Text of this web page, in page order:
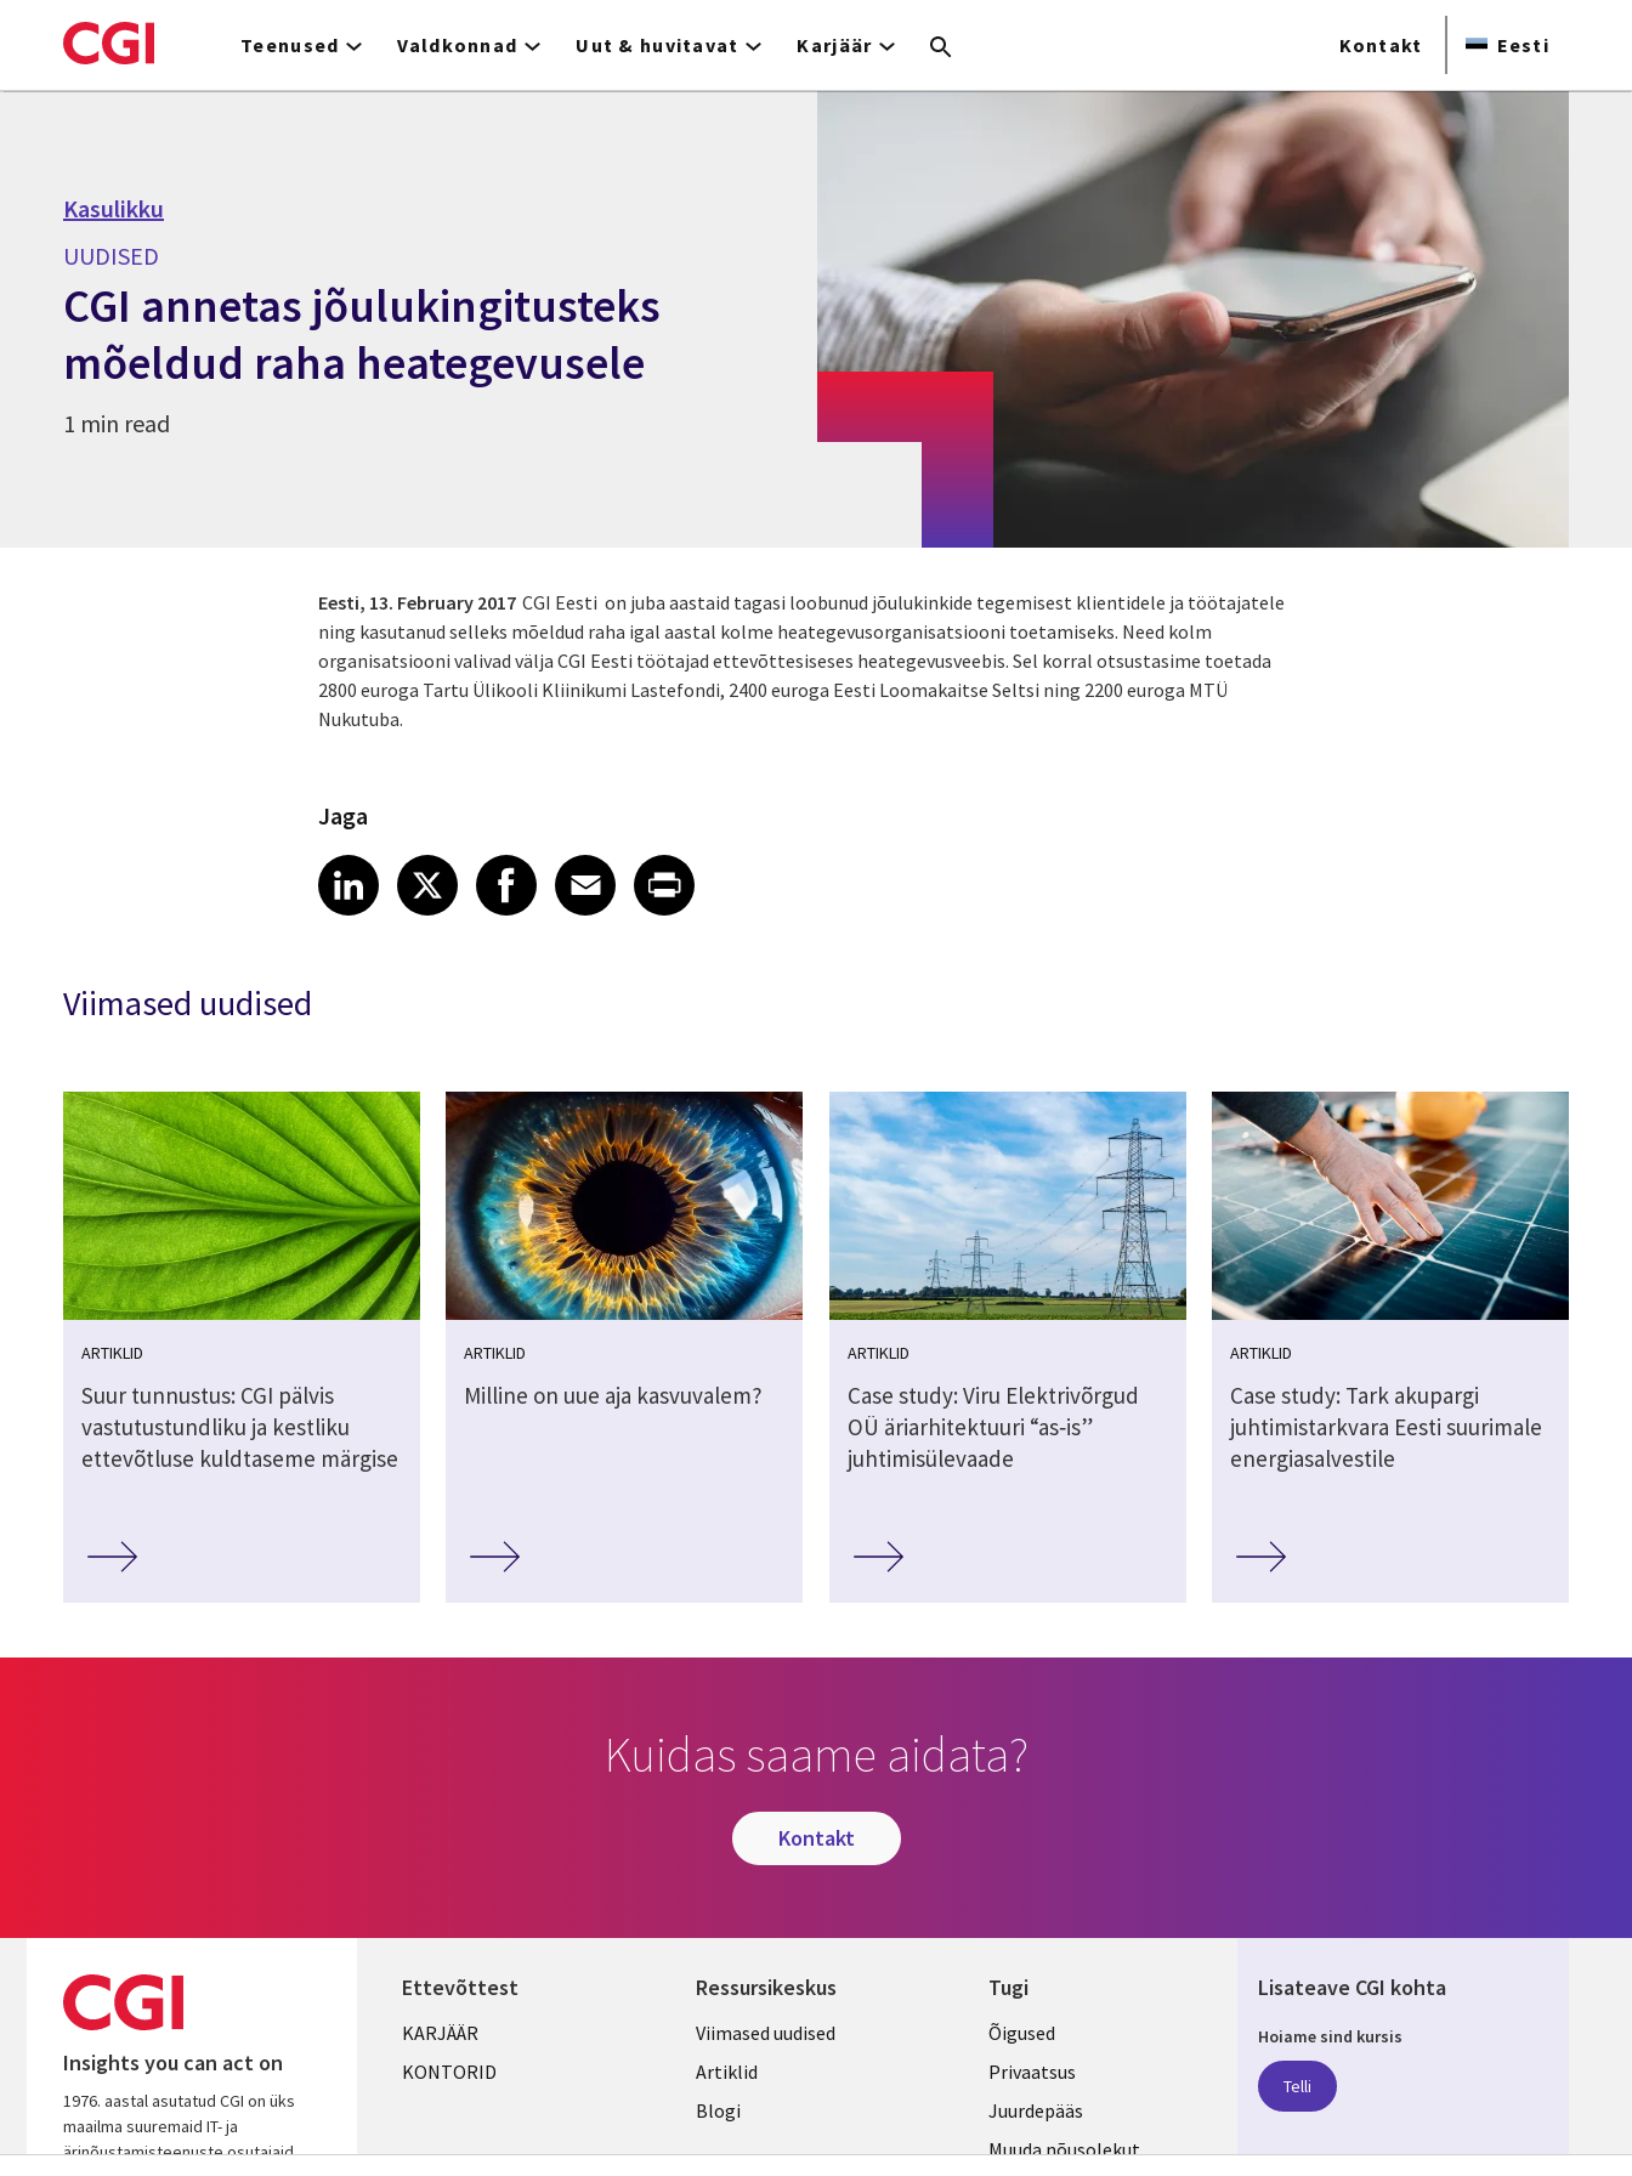
to
Teenused Valdkonnad Uut & huvitavat Karjäär Kontakt Eesti
Kasulikku
UUDISED
CGI annetas jõulukingitusteks
mõeldud raha heategevusele
1 min read
Eesti, 13. February 2017 CGI Eesti on juba aastaid tagasi loobunud jõulukinkide tegemisest klientidele ja töötajatele
ning kasutanud selleks mõeldud raha igal aastal kolme heategevusorganisatsiooni toetamiseks. Need kolm
organisatsiooni valivad välja CGI Eesti töötajad ettevõttesiseses heategevusveebis. Sel korral otsustasime toetada
2800 euroga Tartu Ülikooli Kliinikumi Lastefondi, 2400 euroga Eesti Loomakaitse Seltsi ning 2200 euroga MTÜ
Nukutuba.
Jaga
Share article on LinkedIn
LinkedIn
Share article on X
XShare article on Facebook
Facebook
Share article on Email
Email
Share article on Print
Viimased uudised
ARTIKLID
Suur tunnustus: CGI pälvis
vastutustundliku ja kestliku
ettevõtluse kuldtaseme märgise
ARTIKLID
Milline on uue aja kasvuvalem?
ARTIKLID
Case study: Viru Elektrivõrgud
OÜ äriarhitektuuri “as‑is”
juhtimisülevaade
ARTIKLID
Case study: Tark akupargi
juhtimistarkvara Eesti suurimale
energiasalvestile
Kuidas saame aidata?
kontakt
Insights you can act on
1976. aastal asutatud CGI on üks
maailma suuremaid IT- ja
ärinõustamisteenuste osutajaid.
Ettevõttest
Useful
links
KARJÄÄR
KONTORID
Ressursikeskus
Library
Links
ESTONIA
Viimased uudised
Artiklid
Blogi
Tugi
Legal
ESTONIA
Õigused
Privaatsus
Juurdepääs
Muuda nõusolekut
Lisateave CGI kohta
Hoiame sind kursis
Telli